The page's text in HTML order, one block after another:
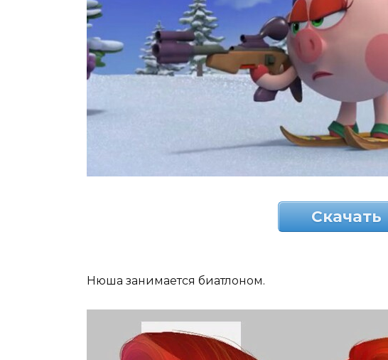
Скачать
Нюша занимается биатлоном.